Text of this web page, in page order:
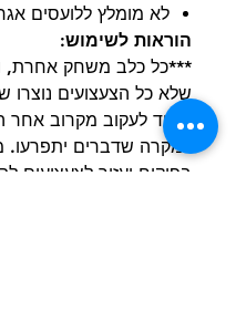
לא מומלץ ללועסים
הוראות לשימוש:
***כל כלב משחק אחרת,
שלא כל הצעצועים נוצרו
תמיד לעקוב מקרוב אחר
למקרה שדברים
בפיקוח יעזור לצעצועים